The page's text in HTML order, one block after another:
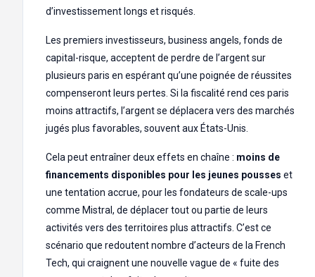
d’investissement longs et risqués.
Les premiers investisseurs, business angels, fonds de
capital-risque, acceptent de perdre de l’argent sur
plusieurs paris en espérant qu’une poignée de réussites
compenseront leurs pertes. Si la fiscalité rend ces paris
moins attractifs, l’argent se déplacera vers des marchés
jugés plus favorables, souvent aux États-Unis.
Cela peut entraîner deux effets en chaîne : moins de
financements disponibles pour les jeunes pousses et
une tentation accrue, pour les fondateurs de scale-ups
comme Mistral, de déplacer tout ou partie de leurs
activités vers des territoires plus attractifs. C’est ce
scénario que redoutent nombre d’acteurs de la French
Tech, qui craignent une nouvelle vague de « fuite des